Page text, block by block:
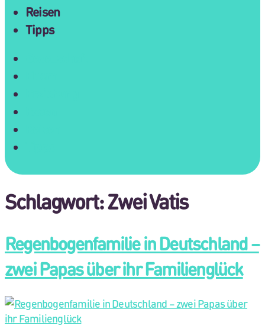
Reisen
Tipps
Schlagwort:Zwei Vatis
Regenbogenfamilie in Deutschland –
zwei Papas über ihr Familienglück